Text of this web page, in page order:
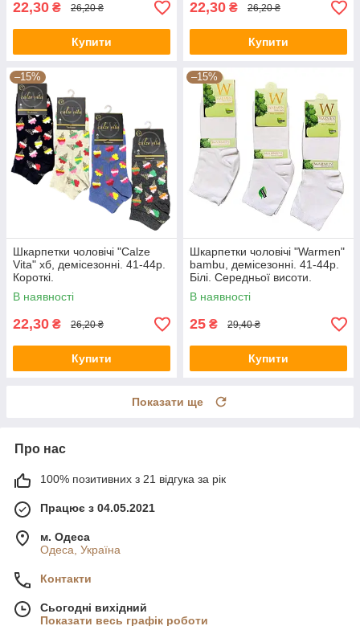
22,30 ₴ 26,20 ₴
Купити
22,30 ₴ 26,20 ₴
Купити
–15%
Шкарпетки чоловічі "Calze
Vita" хб, демісезонні. 41-44р.
Короткі.
В наявності
22,30 ₴ 26,20 ₴
Купити
–15%
Шкарпетки чоловічі "Warmen"
bambu, демісезонні. 41-44р.
Білі. Середньої висоти.
В наявності
25 ₴ 29,40 ₴
Купити
Показати ще
Про нас
100% позитивних з 21 відгука за рік
Працює з 04.05.2021
м. Одеса
Одеса, Україна
Контакти
Сьогодні вихідний
Показати весь графік роботи